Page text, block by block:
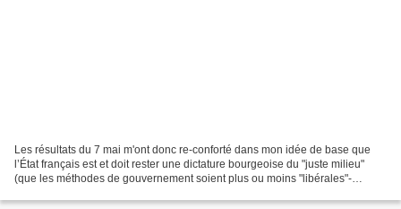
Les résultats du 7 mai m'ont donc re-conforté dans mon idée de base que
l’État français est et doit rester une dictature bourgeoise du "juste milieu"
(que les méthodes de gouvernement soient plus ou moins "libérales"-